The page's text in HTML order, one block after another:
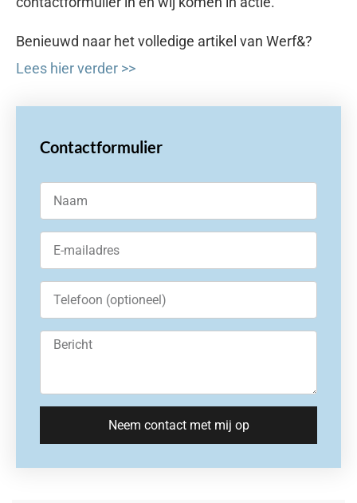
Benieuwd naar het volledige artikel van Werf&?
Lees hier verder >>
Contactformulier
Neem contact met mij op